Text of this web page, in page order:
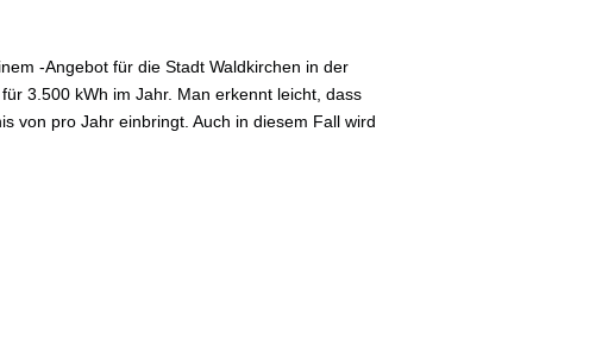
-Angebot für die Stadt Waldkirchen in der
3.500 kWh im Jahr. Man erkennt leicht, dass
von pro Jahr einbringt. Auch in diesem Fall wird